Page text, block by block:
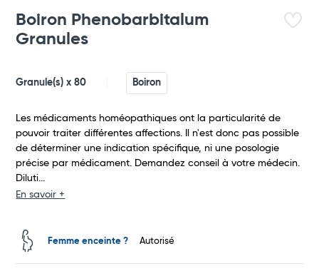
Boiron Phenobarbitalum
Granules
Granule(s) x 80 Boiron
Les médicaments homéopathiques ont la particularité de
pouvoir traiter différentes affections. Il n'est donc pas possible
de déterminer une indication spécifique, ni une posologie
précise par médicament. Demandez conseil à votre médecin.
Diluti...
En savoir +
Femme enceinte ? Autorisé